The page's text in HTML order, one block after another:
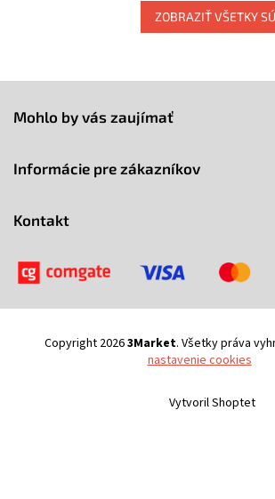
ZOBRAZIŤ VŠETKY
Mohlo by vás zaujímať
Informácie pre zákazníkov
Kontakt
Vytvoril Shoptet
Copyright 20263Market. Všetky práva
nastavenie cookies